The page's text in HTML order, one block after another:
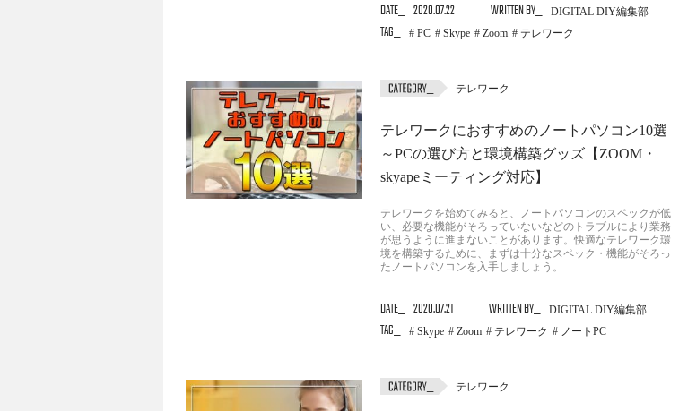
DATE 2020.07.22 WRITTEN BY DIGITAL DIY編集部
TAG PC Skype Zoom テレワーク
テレワーク
テレワークにおすすめのノートパソコン10選
～PCの選び方と環境構築グッズ【ZOOM・
skyapeミーティング対応】
テレワークを始めてみると、ノートパソコンのスペックが低
い、必要な機能がそろっていないなどのトラブルにより業務
が思うように進まないことがあります。快適なテレワーク環
境を構築するために、まずは十分なスペック・機能がそろっ
たノートパソコンを入手しましょう。
DATE 2020.07.21 WRITTEN BY DIGITAL DIY編集部
TAG Skype Zoom テレワーク ノートPC
テレワーク